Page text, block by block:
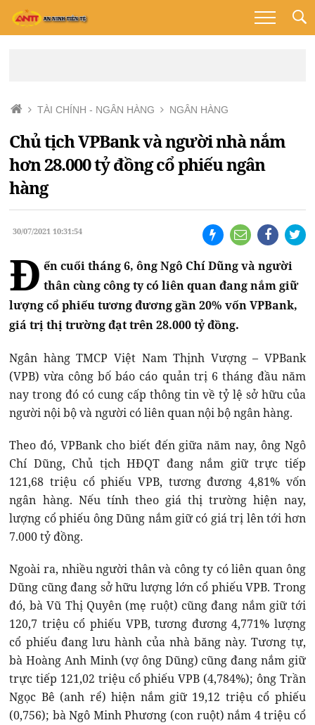
TÀI CHÍNH - NGÂN HÀNG NGÂN HÀNG
Chủ tịch VPBank và người nhà nắm
hơn 28.000 tỷ đồng cổ phiếu ngân
hàng
30/07/2021 10:31:54
Đ ến cuối tháng 6, ông Ngô Chí Dũng và người
thân cùng công ty có liên quan đang nắm giữ
lượng cổ phiếu tương đương gần 20% vốn VPBank,
giá trị thị trường đạt trên 28.000 tỷ đồng.
Ngân hàng TMCP Việt Nam Thịnh Vượng – VPBank
(VPB) vừa công bố báo cáo quản trị 6 tháng đầu năm
nay trong đó có cung cấp thông tin về tỷ lệ sở hữu của
người nội bộ và người có liên quan nội bộ ngân hàng.
Theo đó, VPBank cho biết đến giữa năm nay, ông Ngô
Chí Dũng, Chủ tịch HĐQT đang nắm giữ trực tiếp
121,68 triệu cổ phiếu VPB, tương đương 4,81% vốn
ngân hàng. Nếu tính theo giá thị trường hiện nay,
lượng cổ phiếu ông Dũng nắm giữ có giá trị lên tới hơn
7.000 tỷ đồng.
Ngoài ra, nhiều người thân và công ty có liên quan ông
Dũng cũng đang sở hữu lượng lớn cổ phiếu VPB. Trong
đó, bà Vũ Thị Quyên (mẹ ruột) cũng đang nắm giữ tới
120,7 triệu cổ phiếu VPB, tương đương 4,771% lượng
cổ phiếu đang lưu hành của nhà băng này. Tương tự,
bà Hoàng Anh Minh (vợ ông Dũng) cũng đang nắm giữ
trực tiếp 121,02 triệu cổ phiếu VPB (4,784%); ông Trần
Ngọc Bê (anh rể) hiện nắm giữ 19,12 triệu cổ phiếu
(0,756); bà Ngô Minh Phương (con ruột) nắm 4 triệu cổ